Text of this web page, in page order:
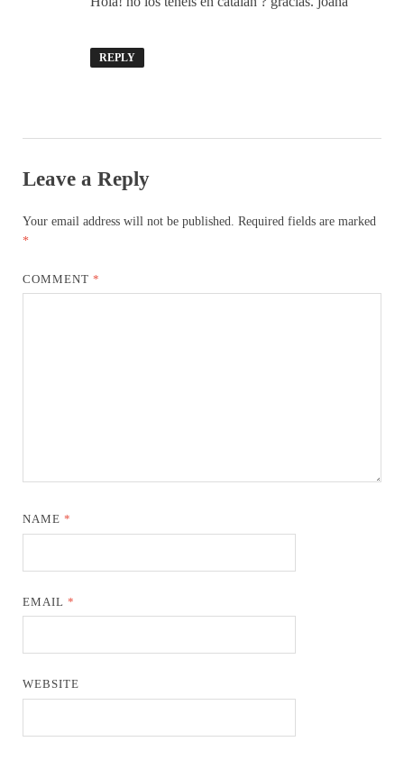
REPLY
Leave a Reply
Your email address will not be published.
Required fields are marked
*
COMMENT*
NAME*
EMAIL*
WEBSITE